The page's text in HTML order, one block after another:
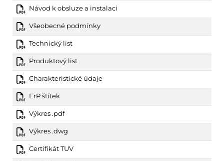
Návod k obsluze a instalaci
Všeobecné podmínky
Technický list
Produktový list
Charakteristické údaje
ErP štítek
Výkres .pdf
Výkres .dwg
Certifikát TUV